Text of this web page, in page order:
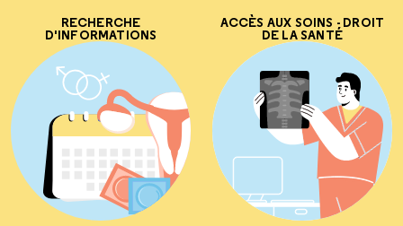
RECHERCHE
D'INFORMATIONS
ACCÈS AUX SOINS - DROIT
DE LA SANTÉ